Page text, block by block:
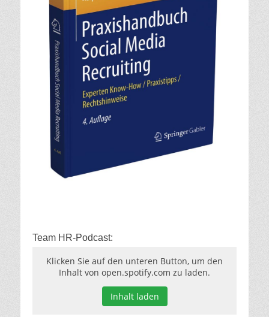
Team HR-Podcast:
Klicken Sie auf den unteren Button, um den
Inhalt von open.spotify.com zu laden.
Inhalt laden